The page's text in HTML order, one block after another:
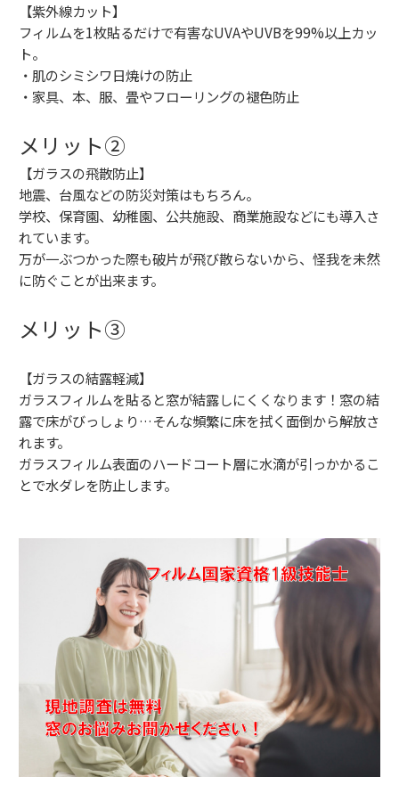
⁡【紫外線カット】
⁡⁡フィルムを1枚貼るだけで有害なUVAやUVBを99%以上カッ
ト。⁡
⁡・肌のシミシワ日焼けの防止⁡
⁡・家具、本、服、畳やフローリングの褪色防止⁡
⁡メリット②
⁡【ガラスの飛散防止】
⁡地震、台風などの防災対策はもちろん。⁡
⁡学校、保育園、幼稚園、公共施設、商業施設などにも導入さ
れています。⁡
⁡万が一ぶつかった際も破片が飛び散らないから、怪我を未然
に防ぐことが出来ます。⁡
⁡メリット③
⁡【ガラスの結露軽減】
ガラスフィルムを貼ると窓が結露しにくくなります！窓の結
露で床がびっしょり…そんな頻繁に床を拭く面倒から解放さ
れます。
ガラスフィルム表面のハードコート層に水滴が引っかかるこ
とで水ダレを防止します。